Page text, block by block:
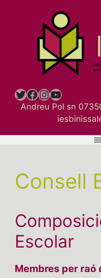
Twitter
Facebook
Instagram
YouTube
Andreu Pol sn
Consell
Escolar
Membres per raó